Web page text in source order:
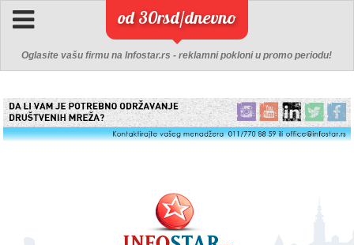
od 30rsd/dnevno
Oglasite vašu firmu na Infostar.rs - reklamni pokloni u promo periodu!